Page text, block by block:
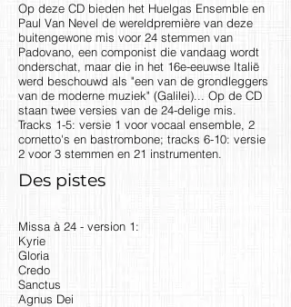
Op deze CD bieden het Huelgas Ensemble en
Paul Van Nevel de wereldpremière van deze
buitengewone mis voor 24 stemmen van
Padovano, een componist die vandaag wordt
onderschat, maar die in het 16e-eeuwse Italië
werd beschouwd als "een van de grondleggers
van de moderne muziek" (Galilei)... Op de CD
staan twee versies van de 24-delige mis.
Tracks 1-5: versie 1 voor vocaal ensemble, 2
cornetto's en bastrombone; tracks 6-10: versie
2 voor 3 stemmen en 21 instrumenten.
Des pistes
Missa à 24 - version 1:
Kyrie
Gloria
Credo
Sanctus
Agnus Dei